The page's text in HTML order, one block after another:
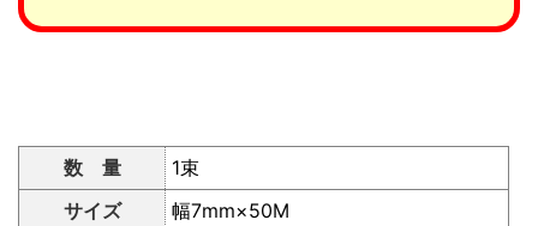
数 量
1束
サイズ
幅7mm×50M